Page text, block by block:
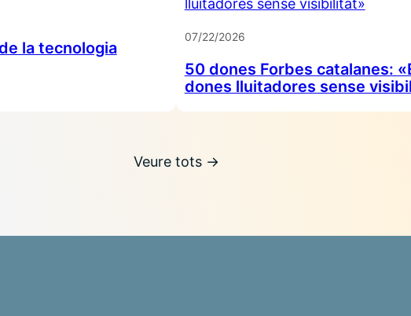
la tecnologia
07/22/2026
50 dones Forbes catalanes:
dones lluitadores sense
Veure tots →